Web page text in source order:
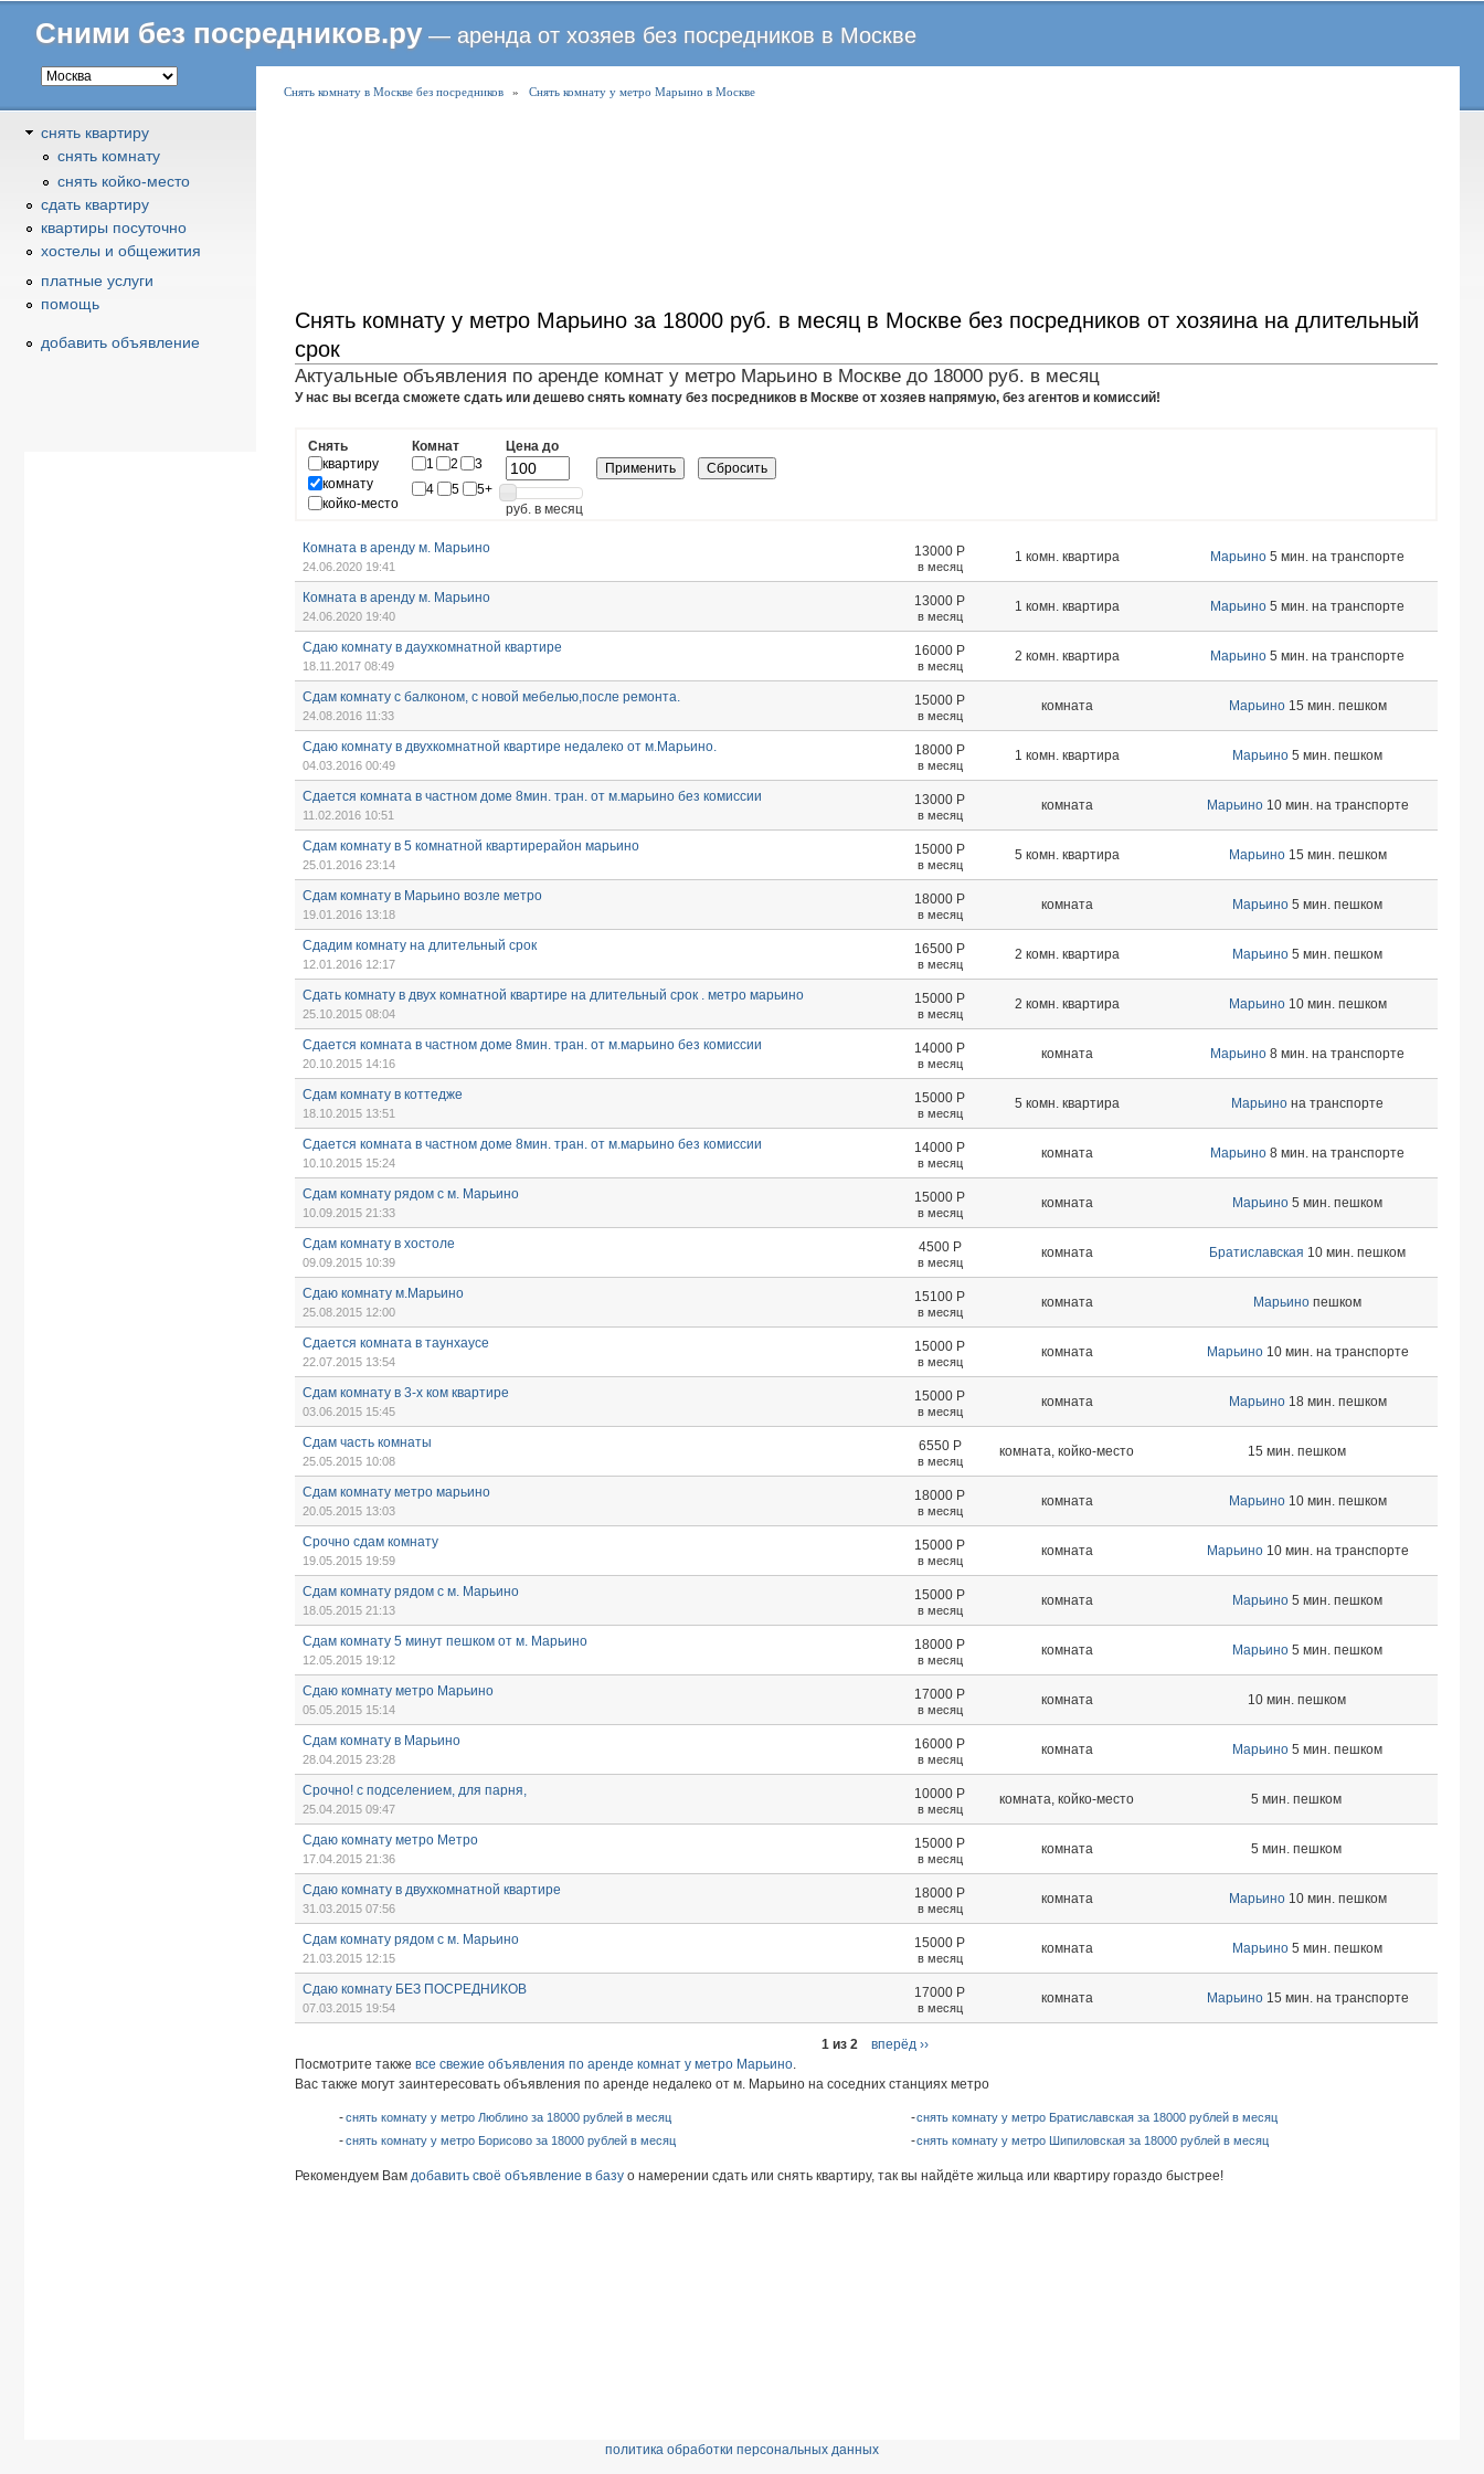
к
основному
содержанию
Сними без посредников.ру — аренда от хозяев без посредников в Москве
В
Снять комнату в Москве без посредников » Снять комнату у метро Марьино в Москве
Снять комнату у метро Марьино за 18000 руб. в месяц в Москве без посредников от хозяина на длительный
срок
Актуальные объявления по аренде комнат у метро Марьино в Москве до 18000 руб. в месяц
У нас вы всегда сможете сдать или дешево снять комнату без посредников в Москве от хозяев напрямую, без агентов и комиссий!
Снять
квартиру
комнату
койко-место
Комнат
1
2
3
4
5 5+
Цена до
руб. в месяц
Комната в аренду м. Марьино
24.06.2020 19:41
13000 Р
в месяц
1 комн. квартира Марьино 5 мин. на транспорте
Комната в аренду м. Марьино
24.06.2020 19:40
13000 Р
в месяц
1 комн. квартира Марьино 5 мин. на транспорте
Сдаю комнату в даухкомнатной квартире
18.11.2017 08:49
16000 Р
в месяц
2 комн. квартира Марьино 5 мин. на транспорте
Сдам комнату с балконом, с новой мебелью,после ремонта.
24.08.2016 11:33
15000 Р
в месяц
комната Марьино15 мин. пешком
Сдаю комнату в двухкомнатной квартире недалеко от м.Марьино.
04.03.2016 00:49
18000 Р
в месяц
1 комн. квартира Марьино 5 мин. пешком
Сдается комната в частном доме 8мин. тран. от м.марьино без комиссии
11.02.2016 10:51
13000 Р
в месяц
комната Марьино10 мин. на транспорте
Сдам комнату в 5 комнатной квартирерайон марьино
25.01.2016 23:14
15000 Р
в месяц
5 комн. квартира Марьино15 мин. пешком
Сдам комнату в Марьино возле метро
19.01.2016 13:18
18000 Р
в месяц
комната Марьино 5 мин. пешком
Сдадим комнату на длительный срок
12.01.2016 12:17
16500 Р
в месяц
2 комн. квартира Марьино 5 мин. пешком
Сдать комнату в двух комнатной квартире на длительный срок . метро марьино
25.10.2015 08:04
15000 Р
в месяц
2 комн. квартира Марьино10 мин. пешком
Сдается комната в частном доме 8мин. тран. от м.марьино без комиссии
20.10.2015 14:16
14000 Р
в месяц
комната Марьино 8 мин. на транспорте
Сдам комнату в коттедже
18.10.2015 13:51
15000 Р
в месяц
5 комн. квартира Марьино на транспорте
Сдается комната в частном доме 8мин. тран. от м.марьино без комиссии
10.10.2015 15:24
14000 Р
в месяц
комната Марьино 8 мин. на транспорте
Сдам комнату рядом с м. Марьино
10.09.2015 21:33
15000 Р
в месяц
комната Марьино 5 мин. пешком
Сдам комнату в хостоле
09.09.2015 10:39
4500 Р
в месяц
комната Братиславская 10 мин. пешком
Сдаю комнату м.Марьино
25.08.2015 12:00
15100 Р
в месяц
комната Марьино пешком
Сдается комната в таунхаусе
22.07.2015 13:54
15000 Р
в месяц
комната Марьино10 мин. на транспорте
Сдам комнату в 3-х ком квартире
03.06.2015 15:45
15000 Р
в месяц
комната Марьино18 мин. пешком
Сдам часть комнаты
25.05.2015 10:08
6550 Р
в месяц
комната, койко-место 15 мин. пешком
Сдам комнату метро марьино
20.05.2015 13:03
18000 Р
в месяц
комната Марьино10 мин. пешком
Срочно сдам комнату
19.05.2015 19:59
15000 Р
в месяц
комната Марьино10 мин. на транспорте
Сдам комнату рядом с м. Марьино
18.05.2015 21:13
15000 Р
в месяц
комната Марьино 5 мин. пешком
Сдам комнату 5 минут пешком от м. Марьино
12.05.2015 19:12
18000 Р
в месяц
комната Марьино 5 мин. пешком
Сдаю комнату метро Марьино
05.05.2015 15:14
17000 Р
в месяц
комната 10 мин. пешком
Сдам комнату в Марьино
28.04.2015 23:28
16000 Р
в месяц
комната Марьино 5 мин. пешком
Срочно! с подселением, для парня,
25.04.2015 09:47
10000 Р
в месяц
комната, койко-место 5 мин. пешком
Сдаю комнату метро Метро
17.04.2015 21:36
15000 Р
в месяц
комната 5 мин. пешком
Сдаю комнату в двухкомнатной квартире
31.03.2015 07:56
18000 Р
в месяц
комната Марьино10 мин. пешком
Сдам комнату рядом с м. Марьино
21.03.2015 12:15
15000 Р
в месяц
комната Марьино 5 мин. пешком
Сдаю комнату БЕЗ ПОСРЕДНИКОВ
07.03.2015 19:54
17000 Р
в месяц
комната Марьино15 мин. на транспорте
1 из 2
вперёд ››
Посмотрите также все свежие объявления по аренде комнат у метро Марьино.
Вас также могут заинтересовать объявления по аренде недалеко от м. Марьино на соседних станциях метро
снять комнату у метро Люблино за 18000 рублей в месяц
снять комнату у метро Братиславская за 18000 рублей в месяц
снять комнату у метро Борисово за 18000 рублей в месяц
снять комнату у метро Шипиловская за 18000 рублей в месяц
Рекомендуем Вам добавить своё объявление в базу о намерении сдать или снять квартиру, так вы найдёте жильца или квартиру гораздо быстрее!
снять квартиру
снять комнату
снять койко-место
cдать квартиру
квартиры посуточно
хостелы и общежития
платные услуги
помощь
добавить объявление
политика обработки персональных данных